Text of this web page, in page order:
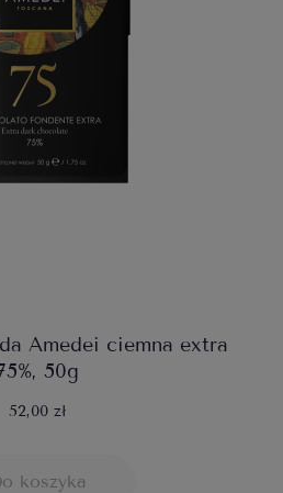
Amedei ciemna extra
50g
52,00 zł
koszyka